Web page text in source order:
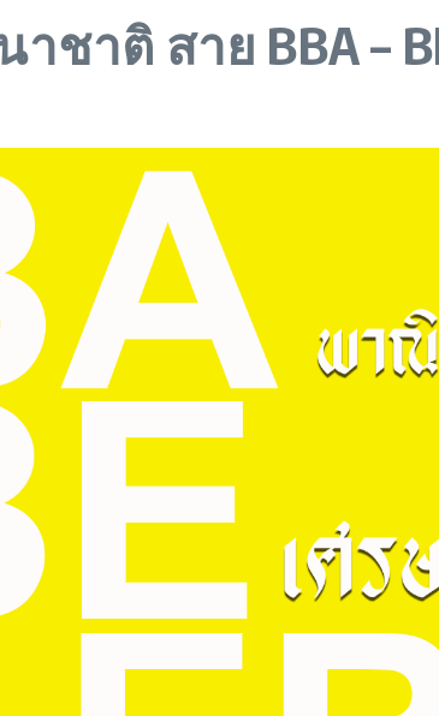
ชาติ สาย BBA –